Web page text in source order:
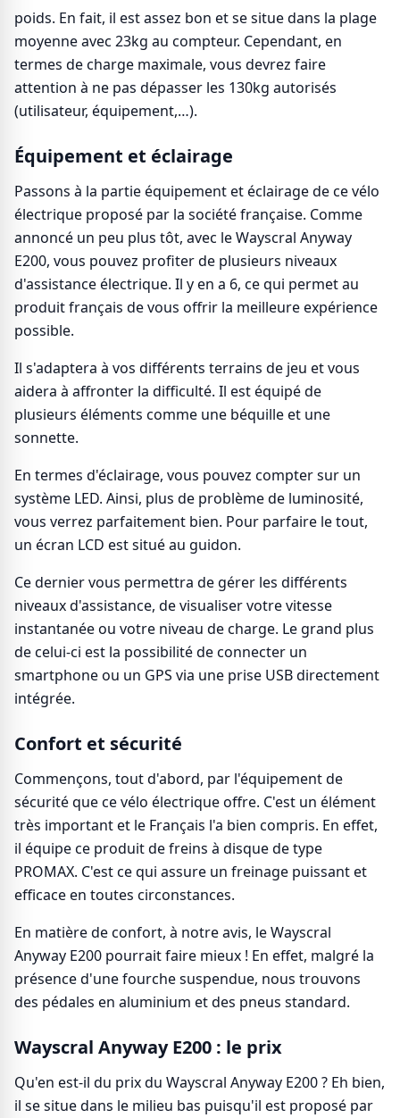
poids. En fait, il est assez bon et se situe dans la plage
moyenne avec 23kg au compteur. Cependant, en
termes de charge maximale, vous devrez faire
attention à ne pas dépasser les 130kg autorisés
(utilisateur, équipement,…).
Équipement et éclairage
Passons à la partie équipement et éclairage de ce vélo
électrique proposé par la société française. Comme
annoncé un peu plus tôt, avec le Wayscral Anyway
E200, vous pouvez profiter de plusieurs niveaux
d'assistance électrique. Il y en a 6, ce qui permet au
produit français de vous offrir la meilleure expérience
possible.
Il s'adaptera à vos différents terrains de jeu et vous
aidera à affronter la difficulté. Il est équipé de
plusieurs éléments comme une béquille et une
sonnette.
En termes d'éclairage, vous pouvez compter sur un
système LED. Ainsi, plus de problème de luminosité,
vous verrez parfaitement bien. Pour parfaire le tout,
un écran LCD est situé au guidon.
Ce dernier vous permettra de gérer les différents
niveaux d'assistance, de visualiser votre vitesse
instantanée ou votre niveau de charge. Le grand plus
de celui-ci est la possibilité de connecter un
smartphone ou un GPS via une prise USB directement
intégrée.
Confort et sécurité
Commençons, tout d'abord, par l'équipement de
sécurité que ce vélo électrique offre. C'est un élément
très important et le Français l'a bien compris. En effet,
il équipe ce produit de freins à disque de type
PROMAX. C'est ce qui assure un freinage puissant et
efficace en toutes circonstances.
En matière de confort, à notre avis, le Wayscral
Anyway E200 pourrait faire mieux ! En effet, malgré la
présence d'une fourche suspendue, nous trouvons
des pédales en aluminium et des pneus standard.
Wayscral Anyway E200 : le prix
Qu'en est-il du prix du Wayscral Anyway E200 ? Eh bien,
il se situe dans le milieu bas puisqu'il est proposé par